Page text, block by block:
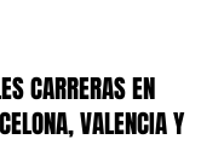
CARRERAS EN
VALENCIA Y